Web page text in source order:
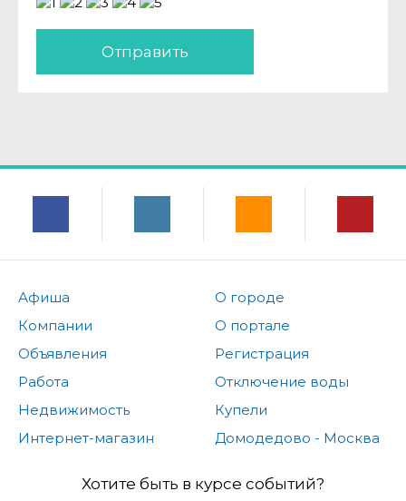
Отправить
Афиша
Компании
Объявления
Работа
Недвижимость
Интернет-магазин
О городе
О портале
Регистрация
Отключение воды
Купели
Домодедово - Москва
Хотите быть в курсе событий?